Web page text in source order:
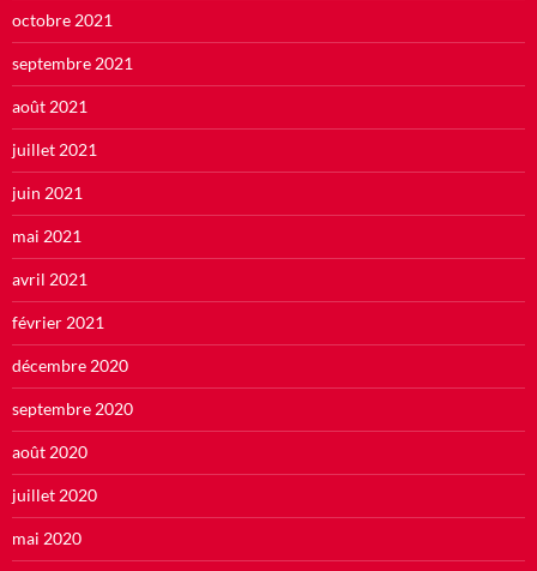
octobre 2021
septembre 2021
août 2021
juillet 2021
juin 2021
mai 2021
avril 2021
février 2021
décembre 2020
septembre 2020
août 2020
juillet 2020
mai 2020